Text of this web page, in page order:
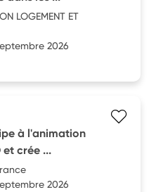
LOGEMENT ET
2026
à l'animation
et crée ...
2026